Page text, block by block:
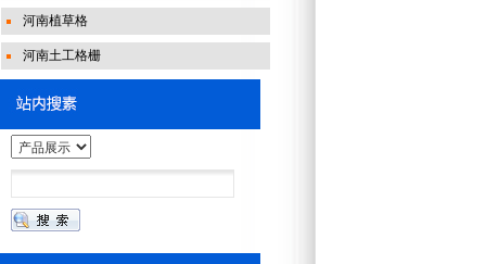
河南植草格
河南土工格栅